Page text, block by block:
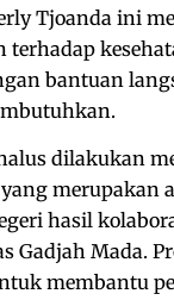
Tjoanda ini
terhadap
bantuan
dilakukan
merupakan
hasil
Gadjah Mada.
membantu